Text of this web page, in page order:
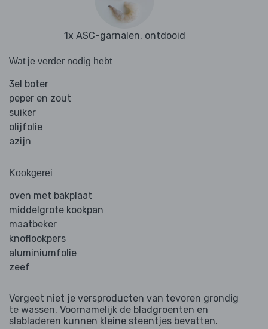
1x ASC-garnalen, ontdooid
Wat je verder nodig hebt
3el boter
peper en zout
suiker
olijfolie
azijn
Kookgerei
oven met bakplaat
middelgrote kookpan
maatbeker
knoflookpers
aluminiumfolie
zeef
Vergeet niet je versproducten van tevoren grondig
te wassen. Voornamelijk de bladgroenten en
slabladeren kunnen kleine steentjes bevatten.